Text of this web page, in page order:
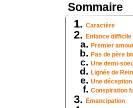
Sommaire
Caractère
Enfance difficile
Premier
Pas de père
Une demi-
Lignée de
Une
Conspiration
Émancipation